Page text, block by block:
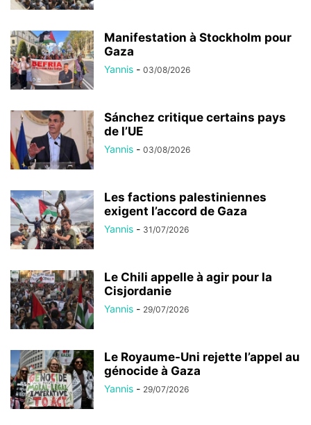
Manifestation à Stockholm pour
Gaza
Yannis - 03/08/2026
Sánchez critique certains pays
de l’UE
Yannis - 03/08/2026
Les factions palestiniennes
exigent l’accord de Gaza
Yannis - 31/07/2026
Le Chili appelle à agir pour la
Cisjordanie
Yannis - 29/07/2026
Le Royaume-Uni rejette l’appel au
génocide à Gaza
Yannis - 29/07/2026